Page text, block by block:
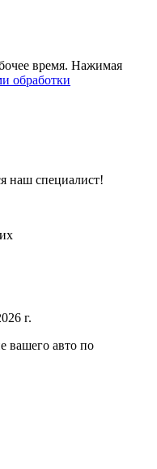
время. Нажимая
обработки
наш специалист!
г.
вашего авто по